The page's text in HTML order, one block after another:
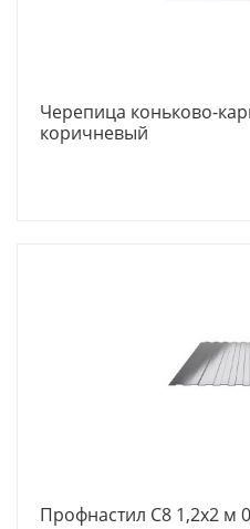
Черепица коньково-
коричневый
Профнастил С8 1,2х2 м